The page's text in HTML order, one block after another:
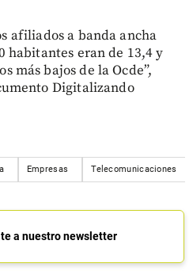
afiliados a banda ancha
habitantes eran de 13,4 y
más bajos de la Ocde”,
Digitalizando
Empresas Telecomunicaciones
a nuestro newsletter